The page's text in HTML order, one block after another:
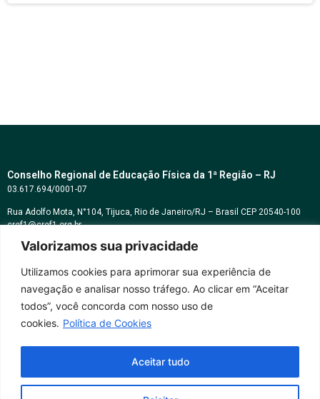
Valorizamos sua privacidade
Utilizamos cookies para aprimorar sua experiência de
navegação e analisar nosso tráfego. Ao clicar em “Aceitar
todos”, você concorda com nosso uso de
cookies. Política de Cookies
Aceitar tudo
Conselho Regional de Educação Física da 1ª Região – RJ
03.617.694/0001-07
Rua Adolfo Mota, N°104, Tijuca, Rio de Janeiro/RJ – Brasil CEP 20540-100
cref1@cref1.org.br
Assessoria de comunicação:
Horários de atendimento:
Whatsapp: (21) 2569-2398